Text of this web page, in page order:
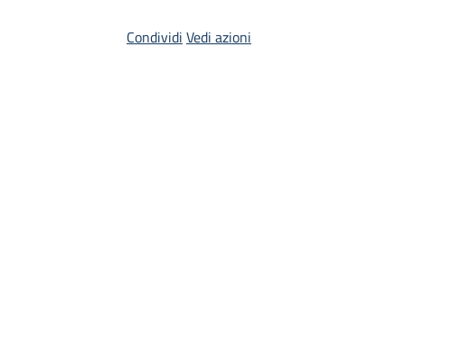
Condividi Vedi azioni